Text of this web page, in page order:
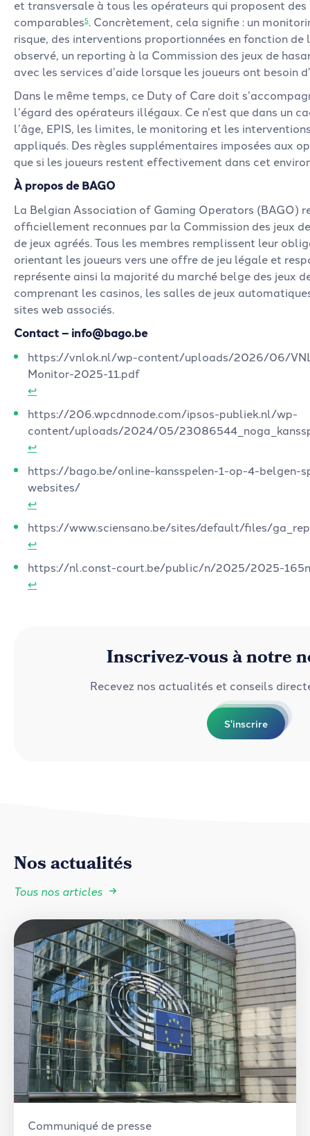
et transversale à tous les opérateurs qui proposent
comparables5. Concrètement, cela signifie : un
risque, des interventions proportionnées en fonction
observé, un reporting à la Commission des jeux de
avec les services d’aide lorsque les joueurs ont besoin
Dans le même temps, ce Duty of Care doit
l’égard des opérateurs illégaux. Ce n’est que dans un
l’âge, EPIS, les limites, le monitoring et les
appliqués. Des règles supplémentaires imposées aux
que si les joueurs restent effectivement dans cet
À propos de BAGO
La Belgian Association of Gaming Operators (BAGO)
officiellement reconnues par la Commission des jeux
de jeux agréés. Tous les membres remplissent leur
orientant les joueurs vers une offre de jeu légale et
représente ainsi la majorité du marché belge des jeux
comprenant les casinos, les salles de jeux
sites web associés.
Contact – info@bago.be
https://vnlok.nl/wp-content/uploads/2026/06/
Monitor-2025-11.pdf
↩︎
https://206.wpcdnnode.com/ipsos-publiek.nl/wp-
content/uploads/2024/05/
↩︎
https://bago.be/online-kansspelen-1-op-4-belgen-
websites/
↩︎
https://www.sciensano.be/sites/default/files/
↩︎
https://nl.const-court.be/public/n/2025/2025-
↩︎
Inscrivez-vous à notre
Recevez nos actualités et conseils
S'inscrire
Nos actualités
Tous nos articles
Communiqué de presse